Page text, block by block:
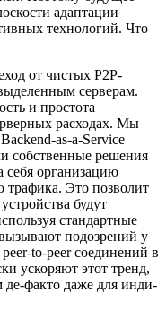
адаптации
технологий. Что
от чистых P2P-
серверам.
и простота
расходах. Мы
as-a-Service
собственные решения
себя организацию
трафика. Это позволит
будут
стандартные
подозрений у
to-peer соединений в
ускоряют этот тренд,
де-факто даже для инди-